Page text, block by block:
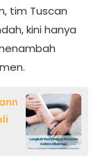
tim Tuscan
kini hanya